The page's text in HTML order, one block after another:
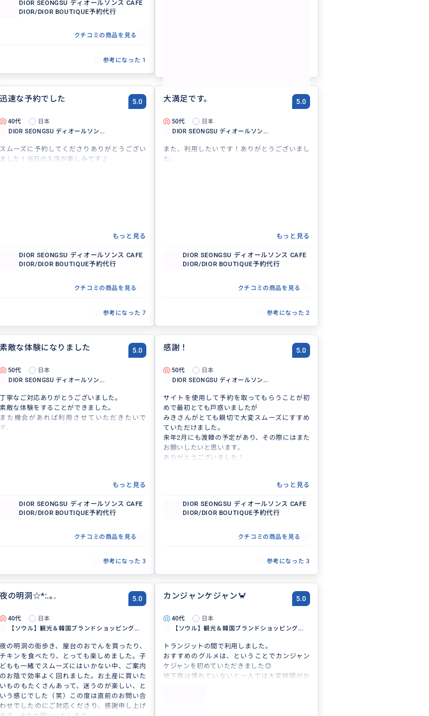
DIOR SEONGSU ディオールソンス CAFE
DIOR/DIOR BOUTIQUE予約代行
クチコミの商品を見る
参考になった 1
迅速な予約でした 5.0
40代
日本
DIOR SEONGSU ディオールソン...
スムーズに予約してくださりありがとうござい
ました！当日の入店が楽しみです♪
もっと見る
DIOR SEONGSU ディオールソンス CAFE
DIOR/DIOR BOUTIQUE予約代行
クチコミの商品を見る
参考になった 7
大満足です。 5.0
50代
日本
DIOR SEONGSU ディオールソン...
また、利用したいです！ありがとうございまし
た。
もっと見る
DIOR SEONGSU ディオールソンス CAFE
DIOR/DIOR BOUTIQUE予約代行
クチコミの商品を見る
参考になった 2
素敵な体験になりました 5.0
50代
日本
DIOR SEONGSU ディオールソン...
丁寧なご対応ありがとうございました。
素敵な体験をすることができました。
また機会があれば利用させていただきたいで
す。
もっと見る
DIOR SEONGSU ディオールソンス CAFE
DIOR/DIOR BOUTIQUE予約代行
クチコミの商品を見る
参考になった 3
感謝！ 5.0
50代
日本
DIOR SEONGSU ディオールソン...
サイトを使用して予約を取ってもらうことが初
めで最初とても戸惑いましたが
みきさんがとても親切で大変スムーズにすすめ
ていただけました。
来年2月にも渡韓の予定があり、その際にはまた
お願いしたいと思います。
ありがとうございました！
もっと見る
DIOR SEONGSU ディオールソンス CAFE
DIOR/DIOR BOUTIQUE予約代行
クチコミの商品を見る
参考になった 3
夜の明洞☆*:.｡. 5.0
40代
日本
【ソウル】観光＆韓国ブランドショッピング...
夜の明洞の街歩き、屋台のおでんを買ったり、
チキンを食べたり、とっても楽しめました。子
どもも一緒でスムーズにはいかない中、ご案内
のお陰で効率よく回れました。お土産に買いた
いものもたくさんあって、迷うのが楽しい、と
いう感じでした（笑）この度は直前のお問い合
わせでしたのにご対応くださり、感謝申し上げ
カンジャンケジャン🦀 5.0
40代
日本
【ソウル】観光＆韓国ブランドショッピング...
トランジットの間で利用しました。
おすすめのグルメは、ということでカンジャン
ケジャンを初めていただきました😊
地下鉄は慣れていないと一人では大変時間がか